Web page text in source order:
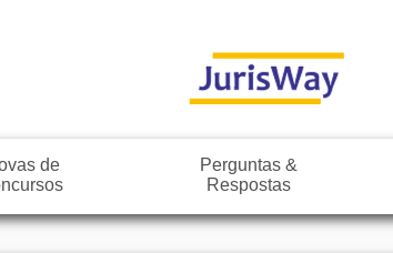
de
Perguntas &
Respostas